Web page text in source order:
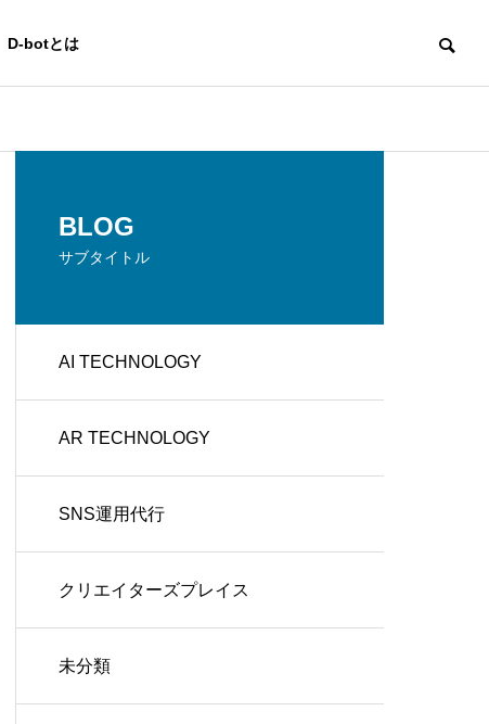
D-botとは
BUSINES
S DEVEL
E
会社概要
BLOG
サブタイトル
AI TECHNOLOGY
AR TECHNOLOGY
SNS運用代行
クリエイターズプレイス
未分類